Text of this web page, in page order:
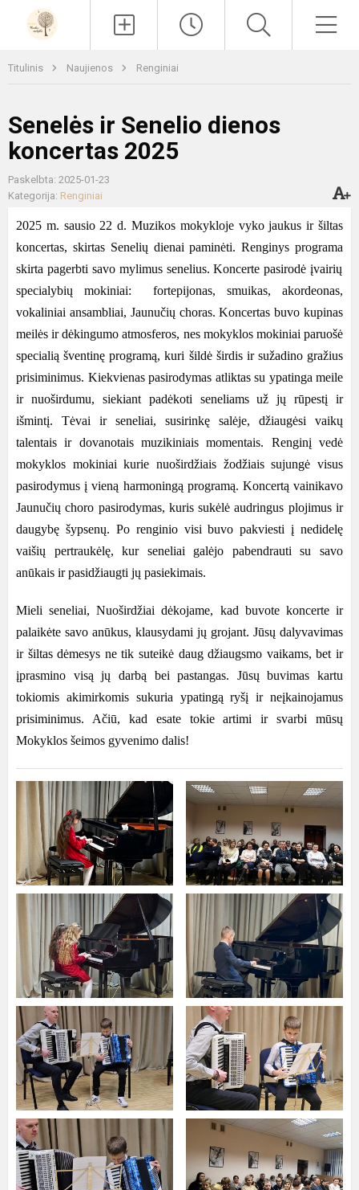
Titulinis Naujienos Renginiai
Senelės ir Senelio dienos
koncertas 2025
Paskelbta: 2025-01-23
Kategorija: Renginiai
2025 m. sausio 22 d. Muzikos mokykloje vyko jaukus ir šiltas
koncertas, skirtas Senelių dienai paminėti. Renginys programa
skirta pagerbti savo mylimus senelius. Koncerte pasirodė įvairių
specialybių mokiniai: fortepijonas, smuikas, akordeonas,
vokaliniai ansambliai, Jaunučių choras. Koncertas buvo kupinas
meilės ir dėkingumo atmosferos, nes mokyklos mokiniai paruošė
specialią šventinę programą, kuri šildė širdis ir sužadino gražius
prisiminimus. Kiekvienas pasirodymas atliktas su ypatinga meile
ir nuoširdumu, siekiant padėkoti seneliams už jų rūpestį ir
išmintį. Tėvai ir seneliai, susirinkę salėje, džiaugėsi vaikų
talentais ir dovanotais muzikiniais momentais. Renginį vedė
mokyklos mokiniai kurie nuoširdžiais žodžiais sujungė visus
pasirodymus į vieną harmoningą programą. Koncertą vainikavo
Jaunučių choro pasirodymas, kuris sukėlė audringus plojimus ir
daugybę šypsenų. Po renginio visi buvo pakviesti į nedidelę
vaišių pertraukėlę, kur seneliai galėjo pabendrauti su savo
anūkais ir pasidžiaugti jų pasiekimais.
Mieli seneliai, Nuoširdžiai dėkojame, kad buvote koncerte ir
palaikėte savo anūkus, klausydami jų grojant. Jūsų dalyvavimas
ir šiltas dėmesys ne tik suteikė daug džiaugsmo vaikams, bet ir
įprasmino visą jų darbą bei pastangas. Jūsų buvimas kartu
tokiomis akimirkomis sukuria ypatingą ryšį ir neįkainojamus
prisiminimus. Ačiū, kad esate tokie artimi ir svarbi mūsų
Mokyklos šeimos gyvenimo dalis!